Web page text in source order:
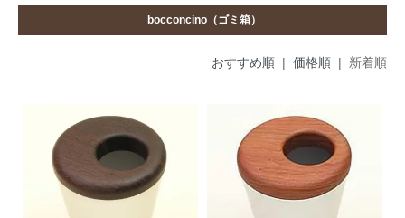
bocconcino（ゴミ箱）
おすすめ順 | 価格順 | 新着順